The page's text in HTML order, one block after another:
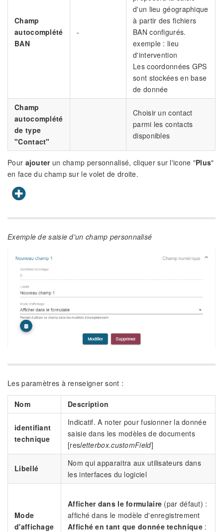
Champ
autocomplété
BAN
-
d'un lieu géographique
à partir des fichiers
BAN configurés.
exemple : lieu
d'intervention
Les coordonnées GPS
sont stockées en base
de donnée
Champ
autocomplété
de type
"Contact"
Choisir un contact
parmi les contacts
disponibles
Pour ajouterun champ personnalisé, cliquer sur l'icone "Plus"
en face du champ sur le volet de droite.
Exemple de saisie d'un champ personnalisé
Les paramètres à renseigner sont :
Nom Description
identifiant
technique
Indicatif. A noter pour fusionner la donnée
saisie dans les modèles de documents
[resletterbox.customField]
Libellé
Nom qui apparaitra aux utilisateurs dans
les interfaces du logiciel
Mode
d'affichage
Afficher dans le formulaire (par défaut) :
affiché dans le modèle d'enregistrement
Affiché en tant que donnée technique: